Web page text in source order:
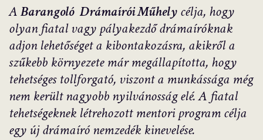
ORSZÁGJÁRÁS VÁNDORSZÍNHÁZ
ABarangoló Drámaírói Műhelycélja, hogy
olyan fiatal vagy pályakezdő drámaíróknak
adjon lehetőséget a kibontakozásra, akikről a
szűkebb környezete már megállapította, hogy
tehetséges tollforgató, viszont a munkássága még
nem került nagyobb nyilvánosság elé. A fiatal
tehetségeknek létrehozott mentori program célja
egy új drámaíró nemzedék kinevelése.